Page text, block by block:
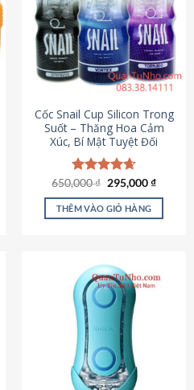
Cốc Snail Cup Silicon Trong
Suốt – Thăng Hoa Cảm
Xúc, Bí Mật Tuyệt Đối
Được xếp
hạng4.69
5 sao
650,000₫ Giá
là:
650,000 ₫.
295,000₫Giá
tại
THÊM VÀO GIỎ HÀNG